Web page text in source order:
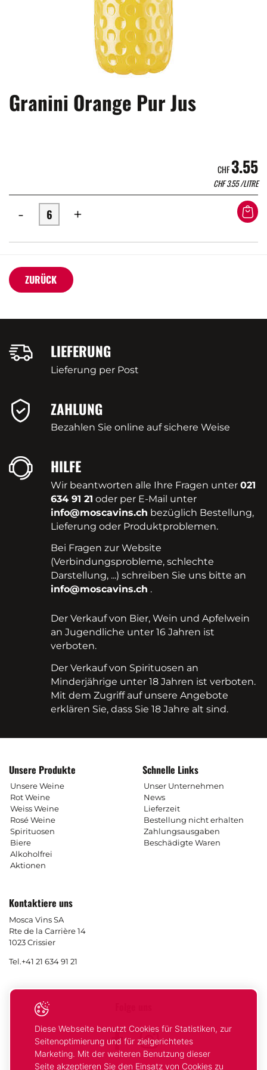
Granini Orange Pur Jus
CHF3.55
CHF3.55/LITRE
- +
ZURÜCK
LIEFERUNG
Lieferung per Post
ZAHLUNG
Bezahlen Sie online auf sichere Weise
HILFE
Wir beantworten alle Ihre Fragen unter021
634 91 21 oder per E-Mail unter
info@moscavins.ch bezüglich Bestellung,
Lieferung oder Produktproblemen.
Bei Fragen zur Website
(Verbindungsprobleme, schlechte
Darstellung, ...) schreiben Sie uns bitte an
info@moscavins.ch .
Der Verkauf von Bier, Wein und Apfelwein
an Jugendliche unter 16 Jahren ist
verboten.
Der Verkauf von Spirituosen an
Minderjährige unter 18 Jahren ist verboten.
Mit dem Zugriff auf unsere Angebote
erklären Sie, dass Sie 18 Jahre alt sind.
Unsere Produkte
Unsere Weine
Rot Weine
Weiss Weine
Rosé Weine
Spirituosen
Biere
Alkoholfrei
Aktionen
Schnelle Links
Unser Unternehmen
News
Lieferzeit
Bestellung nicht erhalten
Zahlungsausgaben
Beschädigte Waren
Kontaktiere uns
Mosca Vins SA
Rte de la Carrière 14
1023 Crissier
Tel.+41 21 634 91 21
Facebook
Instagram
Diese Webseite benutzt Cookies für Statistiken, zur
Seitenoptimierung und für zielgerichtetes
Marketing. Mit der weiteren Benutzung dieser
Seite akzeptieren Sie den Einsatz von Cookies zu